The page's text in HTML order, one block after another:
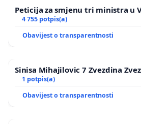
Peticija za smjenu tri ministra u
4 755 potpis(a)
Obavijest o transparentnosti
Sinisa Mihajilovic 7 Zvezdina
1 potpis(a)
Obavijest o transparentnosti